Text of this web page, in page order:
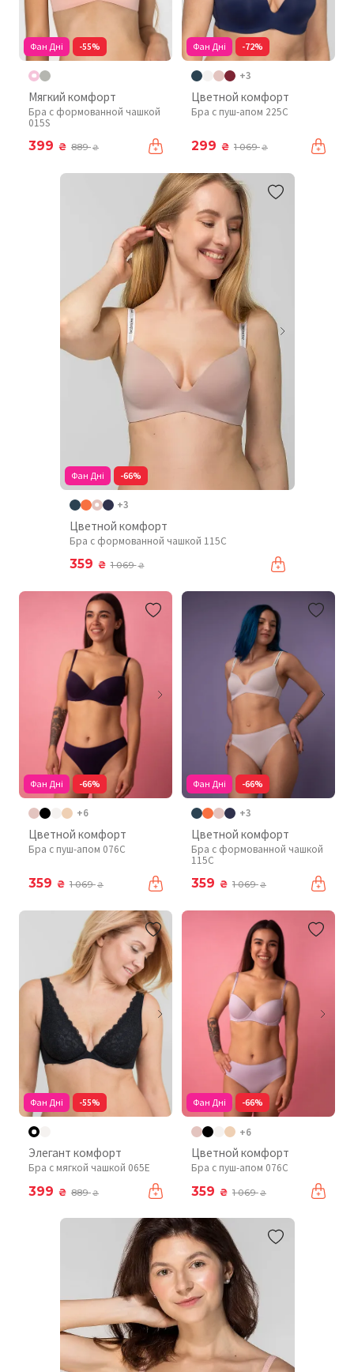
Фан Дні -55%
Мягкий комфорт
Бра с формованной чашкой
015S
399 ₴ 889₴
Фан Дні -72%
+3
Цветной комфорт
Бра с пуш-апом 225C
299 ₴ 1 069₴
Фан Дні -66%
+3
Цветной комфорт
Бра с формованной чашкой 115C
359 ₴ 1 069₴
Фан Дні -66%
+6
Цветной комфорт
Бра с пуш-апом 076C
359 ₴ 1 069₴
Фан Дні -66%
+3
Цветной комфорт
Бра с формованной чашкой
115C
359 ₴ 1 069₴
Фан Дні -55%
Элегант комфорт
Бра с мягкой чашкой 065E
399 ₴ 889₴
Фан Дні -66%
+6
Цветной комфорт
Бра с пуш-апом 076C
359 ₴ 1 069₴